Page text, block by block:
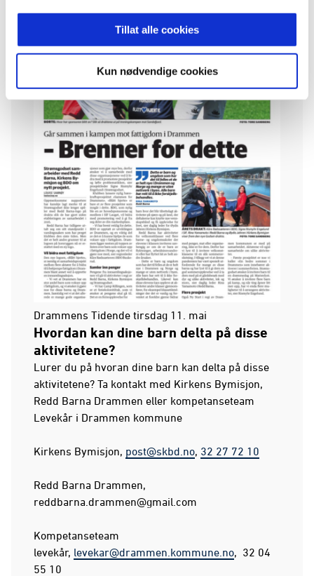
Tillat alle cookies
Kun nødvendige cookies
Drammens Tidende tirsdag 11. mai
Hvordan kan dine barn delta på disse
aktivitetene?
Lurer du på hvoran dine barn kan delta på disse
aktivitetene? Ta kontakt med Kirkens Bymisjon,
Redd Barna Drammen eller kompetanseteam
Levekår i Drammen kommune
Kirkens Bymisjon, post@skbd.no, 32 27 72 10
Redd Barna Drammen,
reddbarna.drammen@gmail.com
Kompetanseteam
levekår, levekar@drammen.kommune.no, 32 04
55 10